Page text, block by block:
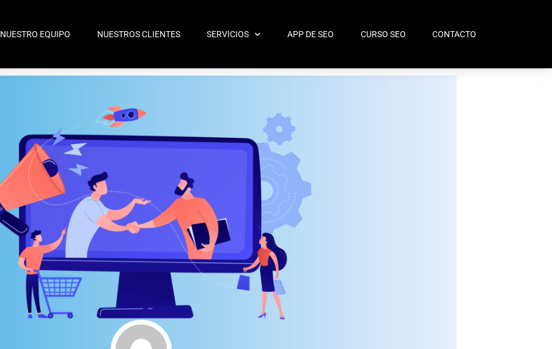
NUESTRO EQUIPO NUESTROS CLIENTES SERVICIOS APP DE SEO CURSO SEO CONTACTO